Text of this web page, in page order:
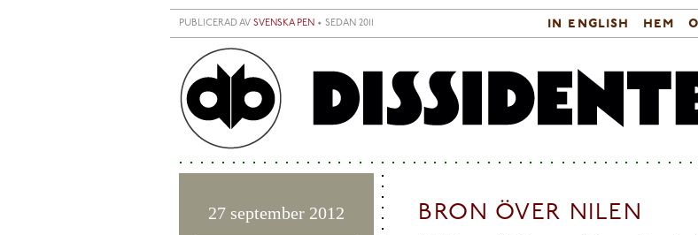
in english
Huvudmeny
hem
PUBLICERAD AV SVENSKA PEN • SEDAN 2011
BRON ÖVER NILEN
27 september 2012